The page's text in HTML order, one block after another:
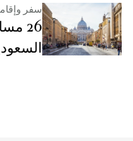
سفر
26